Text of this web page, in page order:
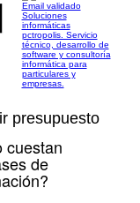
Email validado
Soluciones
informáticas
pctropolis. Servicio
técnico, desarrollo de
software y consultoría
informática para
particulares y
empresas.
presupuesto
cuestan
de